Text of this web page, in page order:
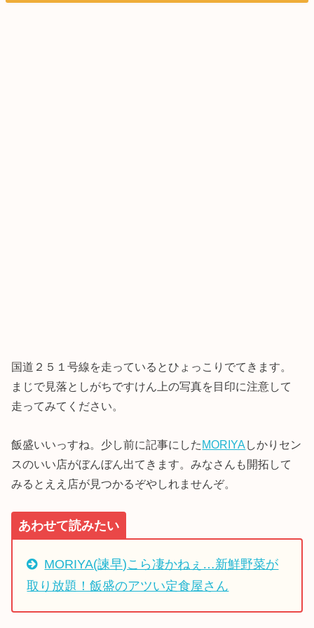
国道２５１号線を走っているとひょっこりでてきます。
まじで見落としがちですけん上の写真を目印に注意して
走ってみてください。
飯盛いいっすね。少し前に記事にしたMORIYA しかりセン
スのいい店がぼんぼん出てきます。みなさんも開拓して
みるとええ店が見つかるぞやしれませんぞ。
あわせて読みたい
MORIYA(諫早)こら凄かねぇ…新鮮野菜が
取り放題！飯盛のアツい定食屋さん